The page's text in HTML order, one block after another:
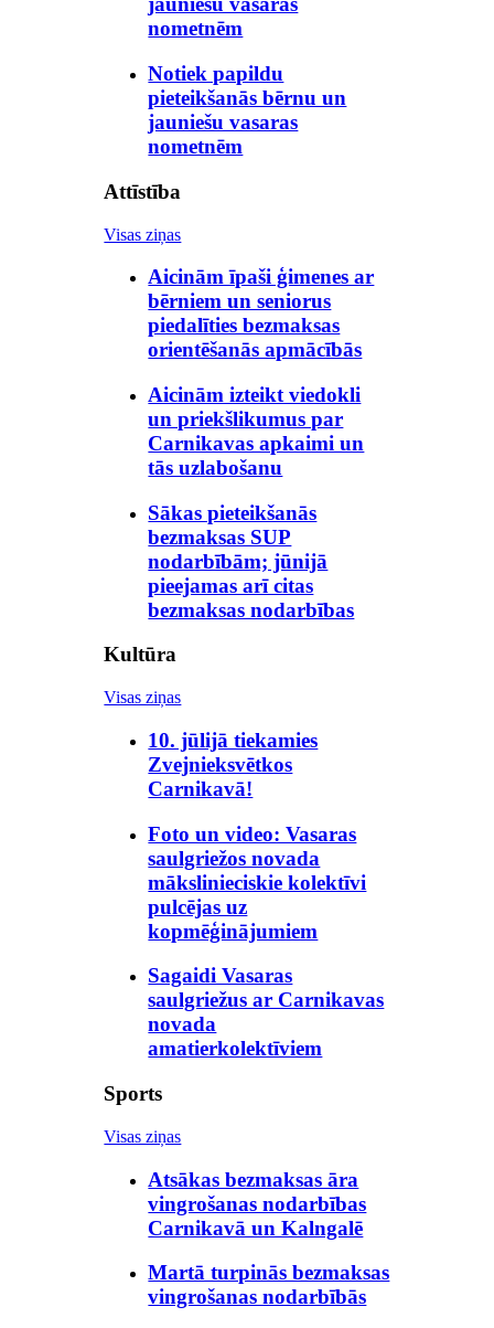
nometnēm
Notiek papildu
pieteikšanās bērnu un
jauniešu vasaras
nometnēm
Attīstība
Visas ziņas
Aicinām īpaši ģimenes ar
bērniem un seniorus
piedalīties bezmaksas
orientēšanās apmācībās
Aicinām izteikt viedokli
un priekšlikumus par
Carnikavas apkaimi un
tās uzlabošanu
Sākas pieteikšanās
bezmaksas SUP
nodarbībām; jūnijā
pieejamas arī citas
bezmaksas nodarbības
Kultūra
Visas ziņas
10. jūlijā tiekamies
Zvejnieksvētkos
Carnikavā!
Foto un video: Vasaras
saulgriežos novada
mākslinieciskie kolektīvi
pulcējas uz
kopmēģinājumiem
Sagaidi Vasaras
saulgriežus ar Carnikavas
novada
amatierkolektīviem
Sports
Visas ziņas
Atsākas bezmaksas āra
vingrošanas nodarbības
Carnikavā un Kalngalē
Martā turpinās bezmaksas
vingrošanas nodarbībās